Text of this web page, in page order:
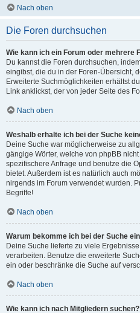
Nach oben
Die Foren durchsuchen
Wie kann ich ein Forum oder mehrere
Du kannst die Foren durchsuchen,
eingibst, die du in der Foren-Übersicht,
Erweiterte Suchmöglichkeiten erhältst
Link anklickst, der von jeder Seite des
Nach oben
Weshalb erhalte ich bei der Suche
Deine Suche war möglicherweise zu
gängige Wörter, welche von phpBB
spezifischere Anfrage und benutze die
bietet. Außerdem ist es natürlich auch
nirgends im Forum verwendet wurden.
Begriffe!
Nach oben
Warum bekomme ich bei der Suche
Deine Suche lieferte zu viele
verarbeiten. Benutze die erweiterte
ein oder beschränke die Suche auf
Nach oben
Wie kann ich nach Mitgliedern suchen?